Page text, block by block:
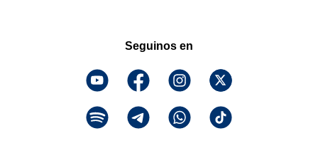
Seguinos en